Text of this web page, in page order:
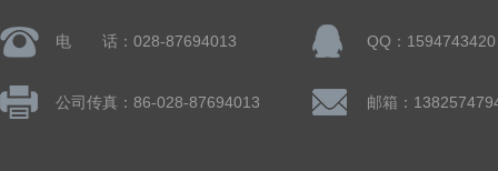
电 话：028-87694013 QQ：1594743420
公司传真：86-028-87694013